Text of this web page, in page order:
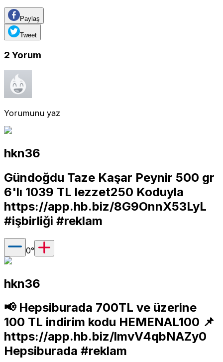
Paylaş
Tweet
2 Yorum
Yorumunu yaz
hkn36
Gündoğdu Taze Kaşar Peynir 500 gr
6'lı 1039 TL lezzet250 Koduyla
https://app.hb.biz/8G9OnnX53LyL
#işbirliği #reklam
0°
hkn36
📢 Hepsiburada 700TL ve üzerine
100 TL indirim kodu HEMENAL100 📌
https://app.hb.biz/lmvV4qbNAZy0
Hepsiburada #reklam